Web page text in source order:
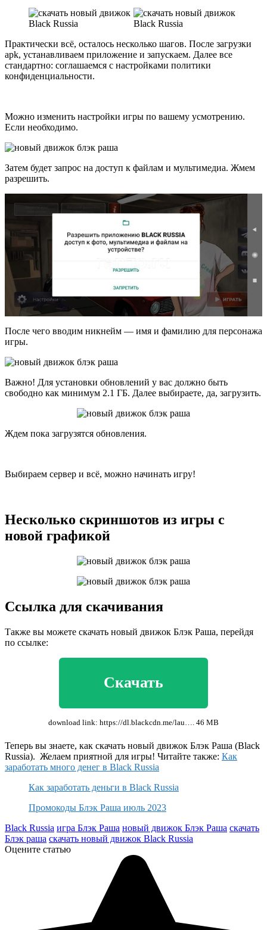
Практически всё, осталось несколько шагов. После загрузки
apk, устанавливаем приложение и запускаем. Далее все
стандартно: соглашаемся с настройками политики
конфиденциальности.
Можно изменить настройки игры по вашему усмотрению.
Если необходимо.
Затем будет запрос на доступ к файлам и мультимедиа. Жмем
разрешить.
После чего вводим никнейм — имя и фамилию для персонажа
игры.
Важно! Для установки обновлений у вас должно быть
свободно как минимум 2.1 ГБ. Далее выбираете, да, загрузить.
Ждем пока загрузятся обновления.
Выбираем сервер и всё, можно начинать игру!
Несколько скриншотов из игры с
новой графикой
Ссылка для скачивания
Также вы можете скачать новый движок Блэк Раша, перейдя
по ссылке:
Скачать
download link: https://dl.blackcdn.me/lau…. 46 MB
Теперь вы знаете, как скачать новый движок Блэк Раша (Black
Russia). Желаем приятной для игры! Читайте также: Как
заработать много денег в Black Russia
Как заработать деньги в Black Russia
Промокоды Блэк Раша июль 2023
Black Russia игра Блэк Раша новый движок Блэк Раша скачать
Блэк раша скачать новый движок Black Russia
Оцените статью